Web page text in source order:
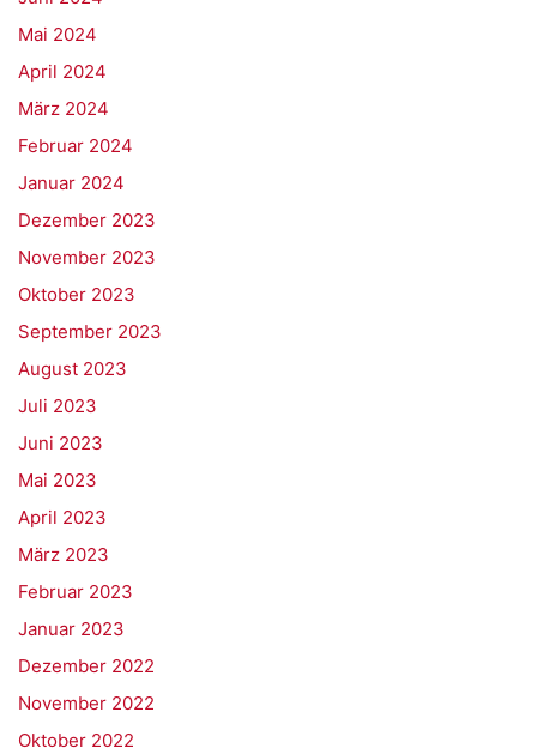
Mai 2024
April 2024
März 2024
Februar 2024
Januar 2024
Dezember 2023
November 2023
Oktober 2023
September 2023
August 2023
Juli 2023
Juni 2023
Mai 2023
April 2023
März 2023
Februar 2023
Januar 2023
Dezember 2022
November 2022
Oktober 2022